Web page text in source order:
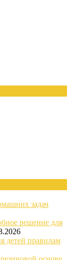
задач
решение для
детей правилам